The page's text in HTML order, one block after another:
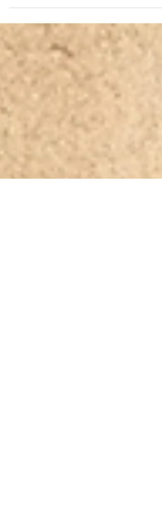
以下「StIdea」）は、2025年1月25日、
らいぶプロダクションと業務委託契約を結
び、運営を行うことになりました。 みーて
ぃあらいぶロゴ...